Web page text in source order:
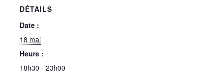
DÉTAILS
Date :
18 mai
Heure :
18h30 - 23h00